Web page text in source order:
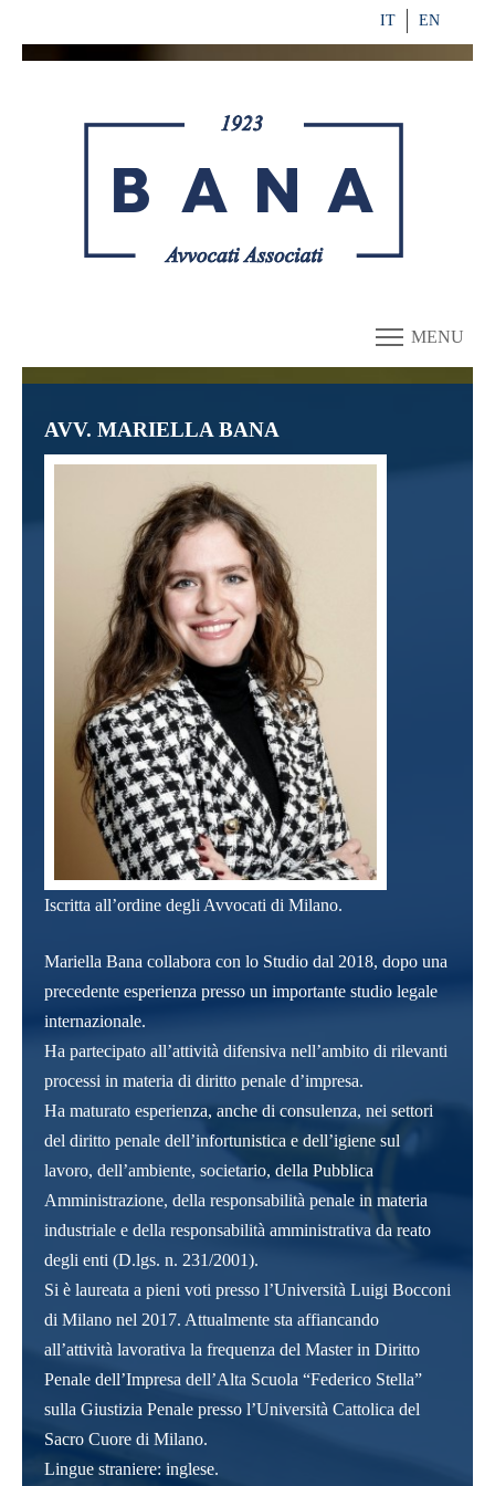
EN
IT
MENU
AVV. MARIELLA BANA
Iscritta all’ordine degli Avvocati di Milano.
Mariella Bana collabora con lo Studio dal 2018, dopo una
precedente esperienza presso un importante studio legale
internazionale.
Ha partecipato all’attività difensiva nell’ambito di rilevanti
processi in materia di diritto penale d’impresa.
Ha maturato esperienza, anche di consulenza, nei settori
del diritto penale dell’infortunistica e dell’igiene sul
lavoro, dell’ambiente, societario, della Pubblica
Amministrazione, della responsabilità penale in materia
industriale e della responsabilità amministrativa da reato
degli enti (D.lgs. n. 231/2001).
Si è laureata a pieni voti presso l’Università Luigi Bocconi
di Milano nel 2017. Attualmente sta affiancando
all’attività lavorativa la frequenza del Master in Diritto
Penale dell’Impresa dell’Alta Scuola “Federico Stella”
sulla Giustizia Penale presso l’Università Cattolica del
Sacro Cuore di Milano.
Lingue straniere: inglese.